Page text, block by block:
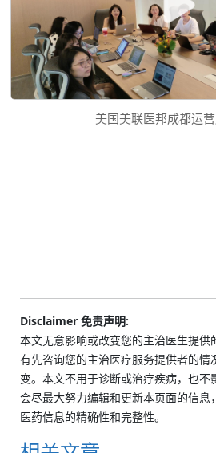
美国美联医邦成都运
Disclaimer 免责声明:
本文无意影响或改变您的主治医生提供
有先咨询您的主治医疗服务提供者的情
变。本文不用于诊断或治疗疾病，也
会尽最大努力编辑和更新本页面的信息
医药信息的精确性和完整性。